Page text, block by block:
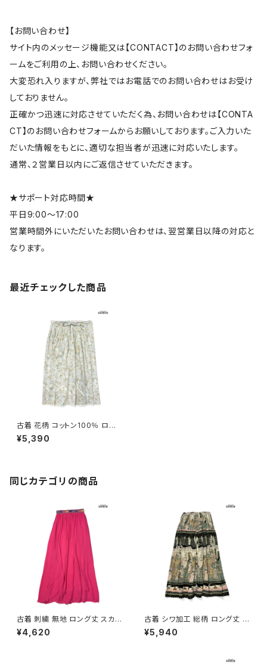
【お問い合わせ】
サイト内のメッセージ機能又は【CONTACT】のお問い合わせフォ
ームをご利用の上、お問い合わせください。
大変恐れ入りますが、弊社ではお電話でのお問い合わせはお受け
しておりません。
正確かつ迅速に対応させていただく為、お問い合わせは【CONTA
CT】のお問い合わせフォームからお願いしております。ご入力いた
だいた情報をもとに、適切な担当者が迅速に対応いたします。
通常、２営業日以内にご返信させていただきます。
★サポート対応時間★
平日9:00～17:00
営業時間外にいただいたお問い合わせは、翌営業日以降の対応と
なります。
最近チェックした商品
古着 花柄 コットン100％ ロン
グ丈 スカート ベージュ (btu24
05005)
¥5,390
同じカテゴリの商品
古着 刺繍 無地 ロング丈 スカー
ト ピンク (btu2604021)
¥4,620
古着 シワ加工 総柄 ロング丈 ス
カート 茶 (btu2604008)
¥5,940